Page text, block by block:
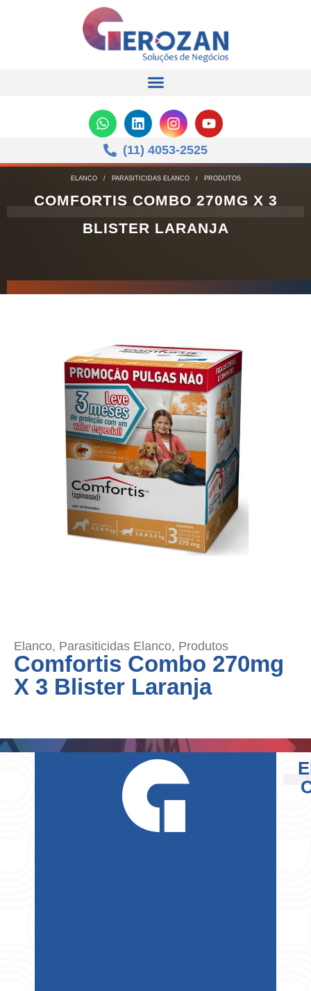
(11) 4053-2525
ELANCO/ PARASITICIDAS ELANCO/ PRODUTOS
COMFORTIS COMBO 270MG X 3
BLISTER LARANJA
Elanco, Parasiticidas Elanco, Produtos
Comfortis Combo 270mg
X 3 Blister Laranja